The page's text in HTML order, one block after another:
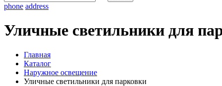
phone address
Уличные светильники для
Главная
Каталог
Наружное освещение
Уличные светильники для парковки